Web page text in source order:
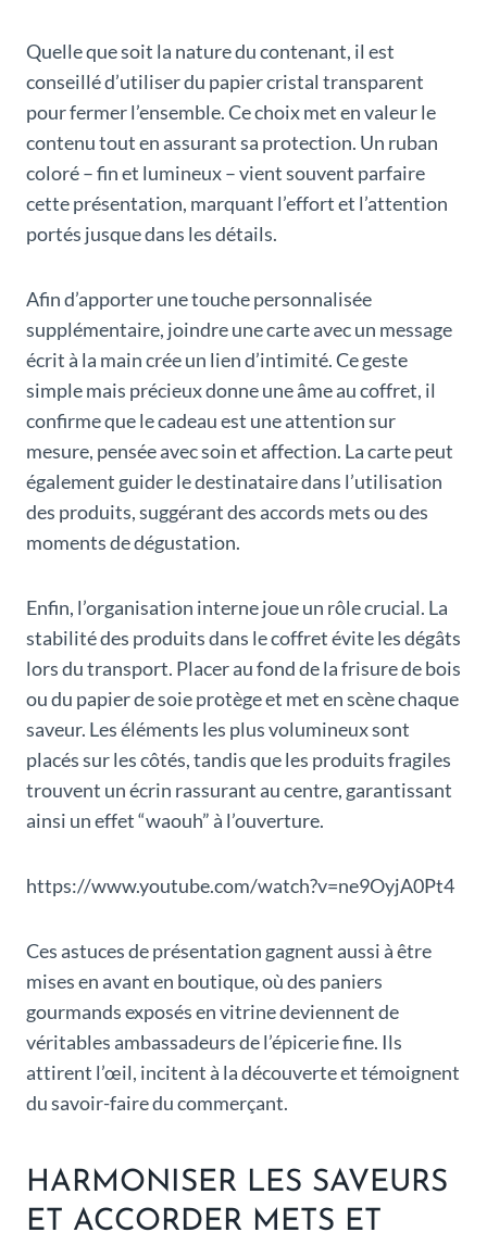
Quelle que soit la nature du contenant, il est
conseillé d’utiliser du papier cristal transparent
pour fermer l’ensemble. Ce choix met en valeur le
contenu tout en assurant sa protection. Un ruban
coloré – fin et lumineux – vient souvent parfaire
cette présentation, marquant l’effort et l’attention
portés jusque dans les détails.
Afin d’apporter une touche personnalisée
supplémentaire, joindre une carte avec un message
écrit à la main crée un lien d’intimité. Ce geste
simple mais précieux donne une âme au coffret, il
confirme que le cadeau est une attention sur
mesure, pensée avec soin et affection. La carte peut
également guider le destinataire dans l’utilisation
des produits, suggérant des accords mets ou des
moments de dégustation.
Enfin, l’organisation interne joue un rôle crucial. La
stabilité des produits dans le coffret évite les dégâts
lors du transport. Placer au fond de la frisure de bois
ou du papier de soie protège et met en scène chaque
saveur. Les éléments les plus volumineux sont
placés sur les côtés, tandis que les produits fragiles
trouvent un écrin rassurant au centre, garantissant
ainsi un effet “waouh” à l’ouverture.
https://www.youtube.com/watch?v=ne9OyjA0Pt4
Ces astuces de présentation gagnent aussi à être
mises en avant en boutique, où des paniers
gourmands exposés en vitrine deviennent de
véritables ambassadeurs de l’épicerie fine. Ils
attirent l’œil, incitent à la découverte et témoignent
du savoir-faire du commerçant.
HARMONISER LES SAVEURS
ET ACCORDER METS ET